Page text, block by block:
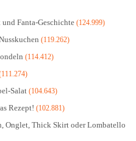
Fanta-Geschichte (124.999)
(119.262)
(114.412)
Salat (104.643)
Rezept! (102.881)
Onglet, Thick Skirt oder Lombatello